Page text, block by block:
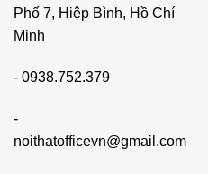
Phố 7, Hiệp Bình, Hồ Chí
Minh
- 0938.752.379
-
noithatofficevn@gmail.com